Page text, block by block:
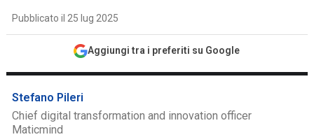
Pubblicato il 25 lug 2025
Aggiungi tra i preferiti su Google
Stefano Pileri
Chief digital transformation and innovation officer
Maticmind